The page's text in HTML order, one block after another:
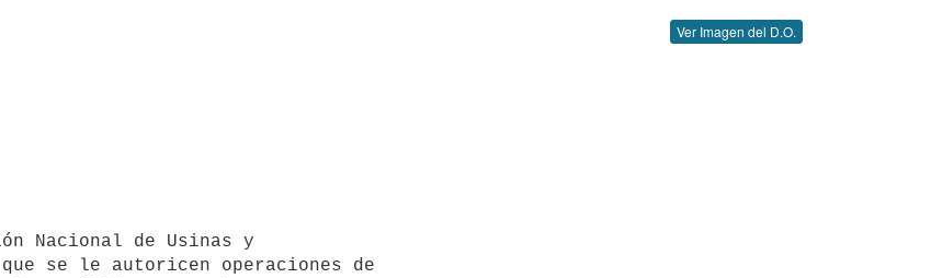
Ver Imagen del D.O.
Nacional de Usinas y
se le autoricen operaciones de